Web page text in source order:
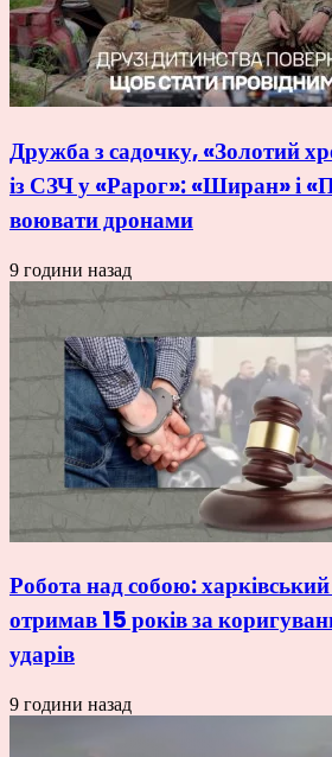
Дружба з садочку, «Золотий
із СЗЧ у «Рарог»: «Ширан» і
воювати дронами
9 години назад
Робота над собою:
отримав 15 років за
ударів
9 години назад